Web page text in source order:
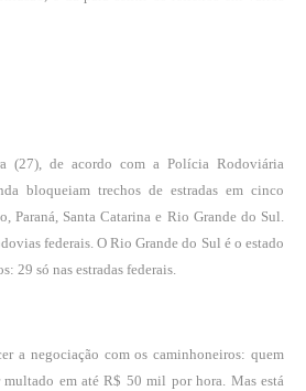
(27), de acordo com a Polícia Rodoviária
bloqueiam trechos de estradas em cinco
, Paraná, Santa Catarina e Rio Grande do Sul.
federais. O Rio Grande do Sul é o estado
29 só nas estradas federais.
a negociação com os caminhoneiros: quem
em até R$ 50 mil por hora. Mas está